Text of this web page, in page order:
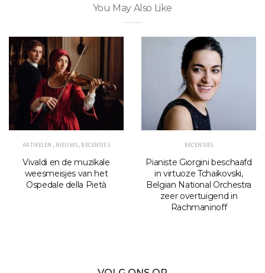
You May Also Like
ARTIKELEN ,NIEUWS,RECENSIES
Vivaldi en de muzikale
weesmeisjes van het
Ospedale della Pietà
RECENSIES
Pianiste Giorgini beschaafd
in virtuoze Tchaikovski,
Belgian National Orchestra
zeer overtuigend in
Rachmaninoff